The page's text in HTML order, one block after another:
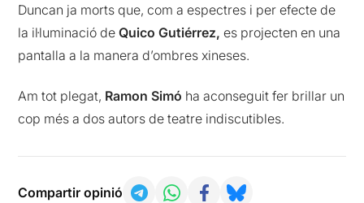
Duncan ja morts que, com a espectres i per efecte de
la il·luminació deQuico Gutiérrez, es projecten en una
pantalla a la manera d’ombres xineses.
Am tot plegat, Ramon Simó ha aconseguit fer brillar un
cop més a dos autors de teatre indiscutibles.
Compartir opinió